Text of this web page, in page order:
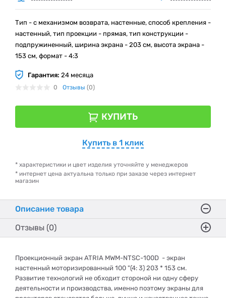
Тип - с механизмом возврата, настенные, способ крепления -
настенный, тип проекции - прямая, тип конструкции -
подпружиненный, ширина экрана - 203 см, высота экрана -
153 см, формат - 4:3
Гарантия: 24 месяца
0 Отзывы (0)
КУПИТЬ
Купить в 1 клик
* характеристики и цвет изделия уточняйте у менеджеров
* интернет цена актуальна только при заказе через интернет
магазин
Описание товара
Отзывы (0)
Проекционный экран ATRIA MWM-NTSC-100D - экран
настенный моторизированный 100 "(4: 3) 203 * 153 см.
Развитие технологий не обходит стороной ни одну сферу
деятельности и производства, именно поэтому экраны для